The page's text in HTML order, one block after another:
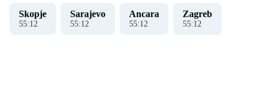
Skopje
55:12
Sarajevo
55:12
Ancara
55:12
Zagreb
55:12